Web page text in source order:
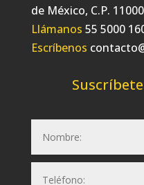
de México, C.P. 11000
Llámanos 55 5000
Escríbenos